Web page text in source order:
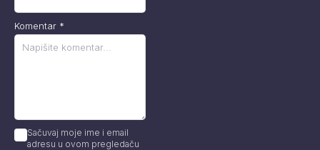
Komentar *
Sačuvaj moje ime i email
adresu u ovom pregledaču